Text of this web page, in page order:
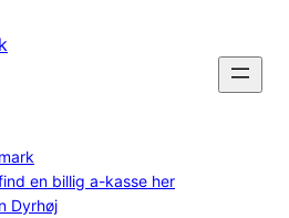
en billig a-kasse her
Dyrhøj